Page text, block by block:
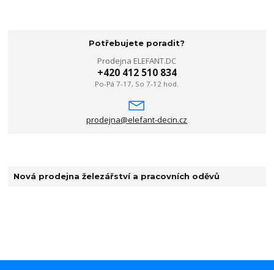
Potřebujete poradit?
Prodejna ELEFANT.DC
+420 412 510 834
Po-Pá 7-17, So 7-12 hod.
prodejna@elefant-decin.cz
Nová prodejna železářství a pracovních oděvů